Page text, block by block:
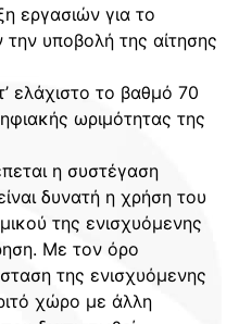
εργασιών για το
την υποβολή της αίτησης
ελάχιστο το βαθμό 70
ωριμότητας της
η συστέγαση
δυνατή η χρήση του
της ενισχυόμενης
Με τον όρο
της ενισχυόμενης
χώρο με άλλη